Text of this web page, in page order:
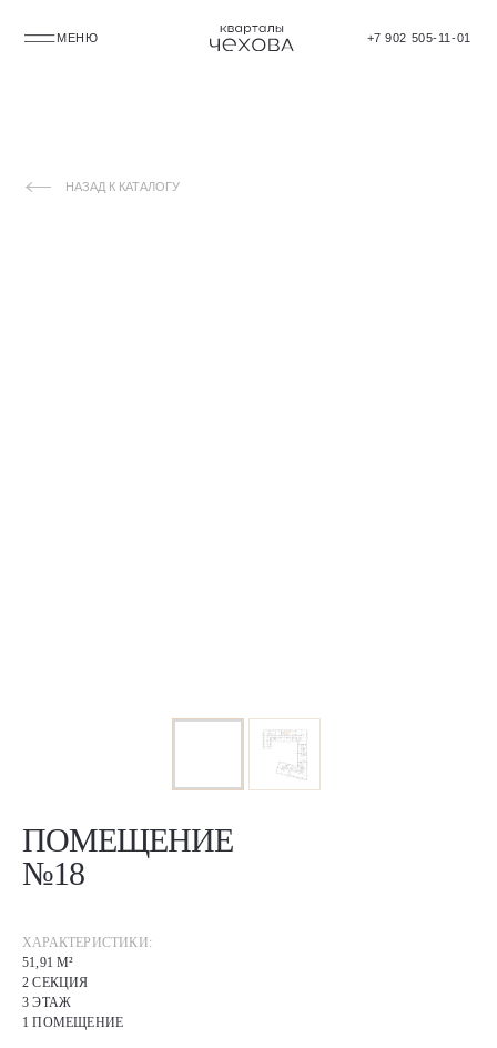
МЕНЮ +7 902 505-11-01
ПОМЕЩЕНИЕ
№18
ХАРАКТЕРИСТИКИ:
51,91 М²
2 СЕКЦИЯ
3 ЭТАЖ
1 ПОМЕЩЕНИЕ